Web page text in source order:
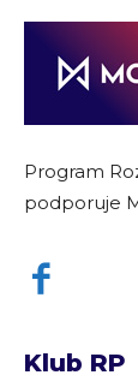
Program
podporuje
Klub RP